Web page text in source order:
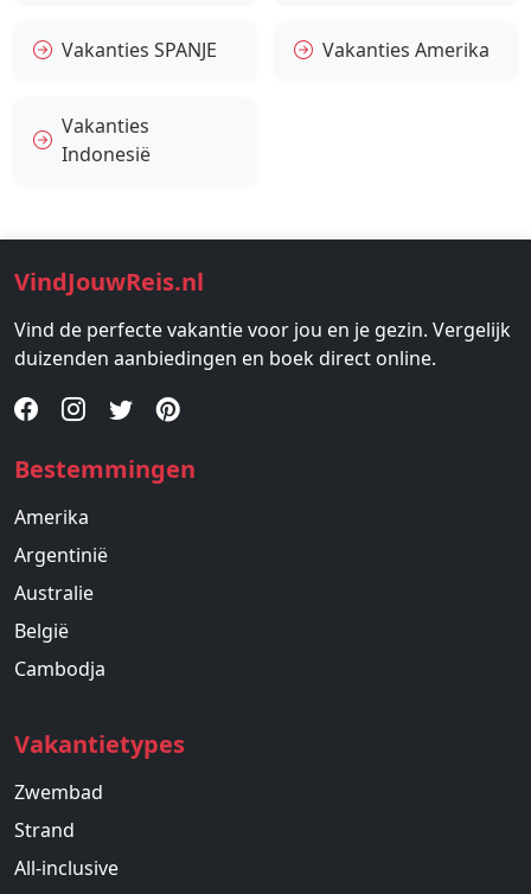
Vakanties SPANJE Vakanties Amerika
Vakanties
Indonesië
VindJouwReis.nl
Vind de perfecte vakantie voor jou en je gezin. Vergelijk
duizenden aanbiedingen en boek direct online.
Bestemmingen
Amerika
Argentinië
Australie
België
Cambodja
Vakantietypes
Zwembad
Strand
All-inclusive